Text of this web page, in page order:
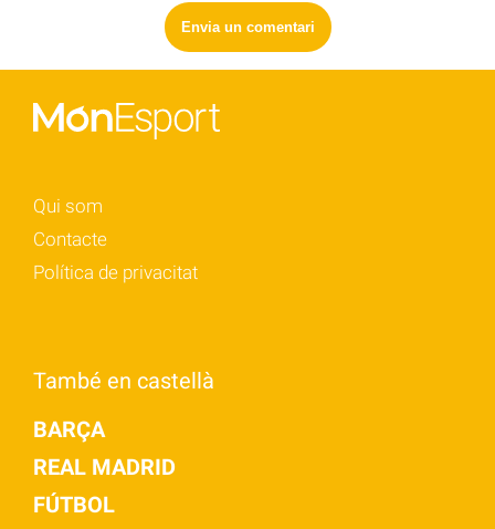
Qui som
Contacte
Política de privacitat
També en castellà
BARÇA
REAL MADRID
FÚTBOL